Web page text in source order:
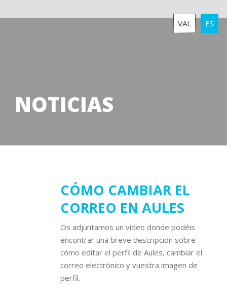
VAL ES
NOTICIAS
CÓMO CAMBIAR EL
CORREO EN AULES
Os adjuntamos un vídeo donde podéis
encontrar una breve descripción sobre
cómo editar el perfil de Aules, cambiar el
correo electrónico y vuestra imagen de
perfil.